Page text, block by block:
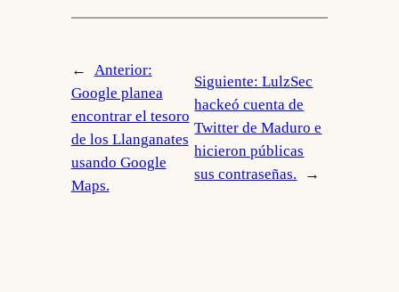
←
Anterior:
Google planea
encontrar el tesoro
de los Llanganates
usando Google
Maps.
Siguiente:LulzSec
hackeó cuenta de
Twitter de Maduro e
hicieron públicas
sus contraseñas.
→